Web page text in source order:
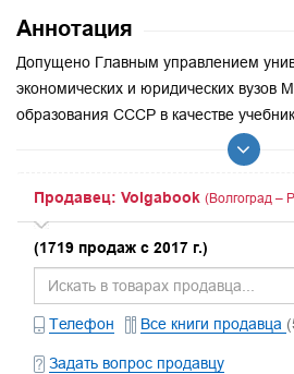
Аннотация
Допущено Главным управлением
экономических и юридических вузов
образования СССР в качестве
Продавец: Volgabook (Волгоград –
(1719 продаж с 2017 г.)
Телефон Все книги продавца
Задать вопрос продавцу